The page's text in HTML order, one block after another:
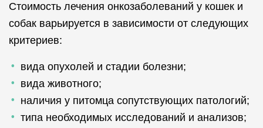
Стоимость лечения онкозаболеваний у кошек и
собак варьируется в зависимости от следующих
критериев:
вида опухолей и стадии болезни;
вида животного;
наличия у питомца сопутствующих патологий;
типа необходимых исследований и анализов;